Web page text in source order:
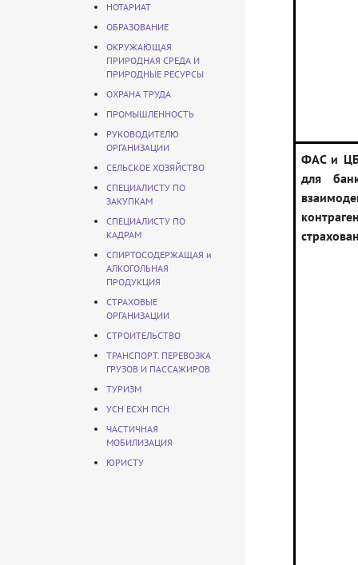
НОТАРИАТ
ОБРАЗОВАНИЕ
ОКРУЖАЮЩАЯ
ПРИРОДНАЯ СРЕДА И
ПРИРОДНЫЕ РЕСУРСЫ
ОХРАНА ТРУДА
ПРОМЫШЛЕННОСТЬ
РУКОВОДИТЕЛЮ
ОРГАНИЗАЦИИ
СЕЛЬСКОЕ ХОЗЯЙСТВО
СПЕЦИАЛИСТУ ПО
ЗАКУПКАМ
СПЕЦИАЛИСТУ ПО
КАДРАМ
СПИРТОСОДЕРЖАЩАЯ и
АЛКОГОЛЬНАЯ
ПРОДУКЦИЯ
СТРАХОВЫЕ
ОРГАНИЗАЦИИ
СТРОИТЕЛЬСТВО
ТРАНСПОРТ. ПЕРЕВОЗКА
ГРУЗОВ И ПАССАЖИРОВ
ТУРИЗМ
УСН ЕСХН ПСН
ЧАСТИЧНАЯ
МОБИЛИЗАЦИЯ
ЮРИСТУ
ФАС и
для